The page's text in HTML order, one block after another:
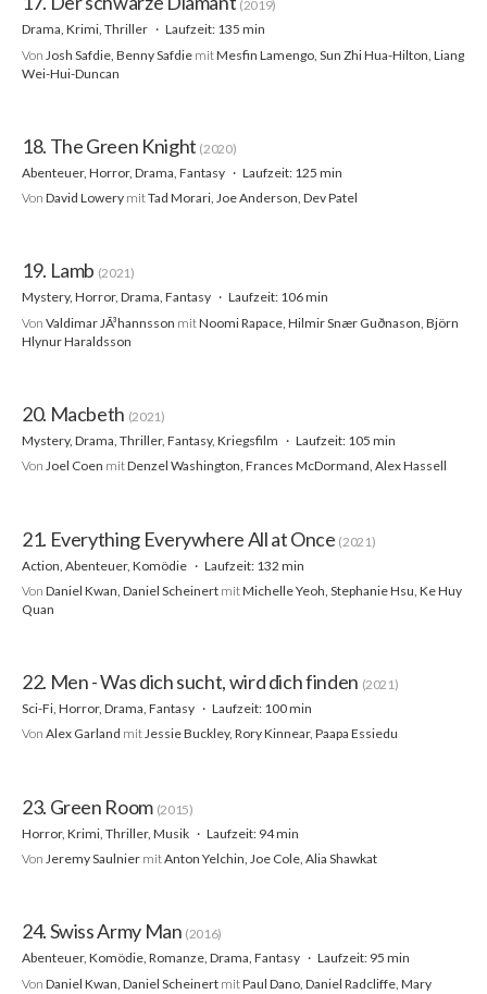
(2019)
Drama, Krimi, Thriller
Laufzeit: 135 min
Von Josh Safdie, Benny Safdie mitMesfin Lamengo, Sun Zhi Hua-Hilton, Liang
Wei-Hui-Duncan
18. The Green Knight (2020)
Abenteuer, Horror, Drama, Fantasy
Laufzeit: 125 min
Von David Lowery mitTad Morari, Joe Anderson, Dev Patel
19. Lamb (2021)
Mystery, Horror, Drama, Fantasy
Laufzeit: 106 min
Von Valdimar JÃ³hannsson mitNoomi Rapace, Hilmir Snær Guðnason, Björn
Hlynur Haraldsson
20. Macbeth (2021)
Mystery, Drama, Thriller, Fantasy, Kriegsfilm
Laufzeit: 105 min
Von Joel Coen mitDenzel Washington, Frances McDormand, Alex Hassell
21. Everything Everywhere All at Once (2021)
Action, Abenteuer, Komödie
Laufzeit: 132 min
Von Daniel Kwan, Daniel Scheinert mitMichelle Yeoh, Stephanie Hsu, Ke Huy
Quan
22. Men - Was dich sucht, wird dich finden (2021)
Sci-Fi, Horror, Drama, Fantasy
Laufzeit: 100 min
Von Alex Garland mitJessie Buckley, Rory Kinnear, Paapa Essiedu
23. Green Room (2015)
Horror, Krimi, Thriller, Musik
Laufzeit: 94 min
Von Jeremy Saulnier mitAnton Yelchin, Joe Cole, Alia Shawkat
24. Swiss Army Man (2016)
Abenteuer, Komödie, Romanze, Drama, Fantasy
Laufzeit: 95 min
Von Daniel Kwan, Daniel Scheinert mitPaul Dano, Daniel Radcliffe, Mary